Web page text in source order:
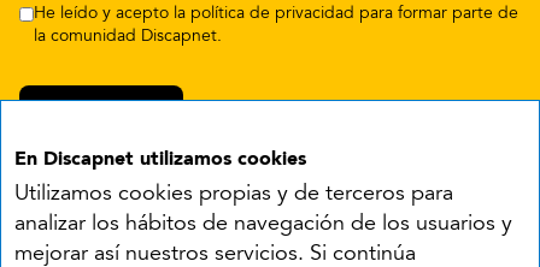
En Discapnet utilizamos cookies
Utilizamos cookies propias y de terceros para
analizar los hábitos de navegación de los usuarios y
mejorar así nuestros servicios. Si continúa
He leído y acepto la política de privacidad para formar parte de
la comunidad Discapnet.